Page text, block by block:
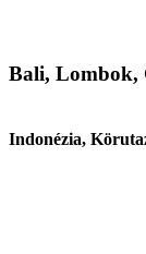
Bali, Lombok,
Indonézia,